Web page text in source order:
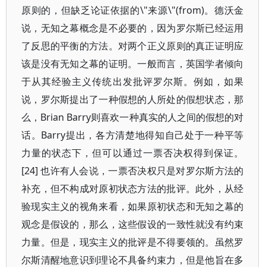
原则的，但缺乏论证依据的\"来源\"(from)。德沃金
说，无知之幕概念是不必要的，因为罗尔斯已经运用
了反思的平衡的方法。对两个正义原则的真正证明应
该是没有无知之幕的证明。一般而言，英国学者倾向
于从其经验主义传统出发批评罗尔斯。例如，如果
说，罗尔斯提出了一种假想的人所处的假想状态，那
么，Brian Barry则喜欢一种真实的人之间的假想的对
话。Barry提出，各方清楚地得知自己处于一种平等
力量的状态下，但可以通过一票否决权得到保证。
[24] 也许有人会说，一票否决权只是对罗尔斯方法的
补充，但不构成对原初状态方法的批评。此外，从经
验现实主义的视角来看，如果原初状态和无知之幕的
观念是假设的，那么，这些假设的一致性就没有约束
力量。但是，现实主义的批评是不得要领的。虽然罗
尔斯清醒地意识到理论不具备约束力，但是他旨在多